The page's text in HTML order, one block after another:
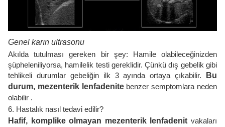
Genel karın ultrasonu
Akılda tutulması gereken bir şey: Hamile olabileceğinizden
şüpheleniliyorsa, hamilelik testi gereklidir. Çünkü dış gebelik gibi
tehlikeli durumlar gebeliğin ilk 3 ayında ortaya çıkabilir.
Bu
durum, mezenterik lenfadenitebenzer semptomlara neden
olabilir .
6. Hastalık nasıl tedavi edilir?
Hafif, komplike olmayan mezenterik lenfadenit vakaları